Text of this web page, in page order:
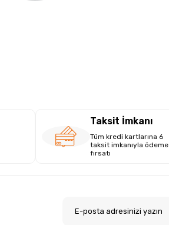
Taksit İmkanı
Tüm kredi kartlarına 6
taksit imkanıyla ödeme
fırsatı